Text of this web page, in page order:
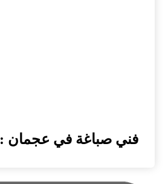
فني صباغة في عجمان :0565930521